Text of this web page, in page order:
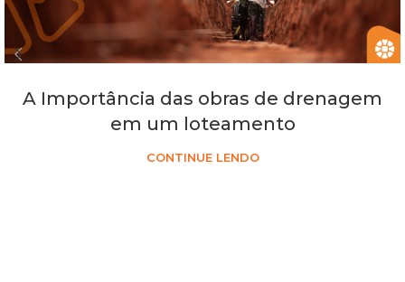
A Importância das obras de drenagem
em um loteamento
CONTINUE LENDO